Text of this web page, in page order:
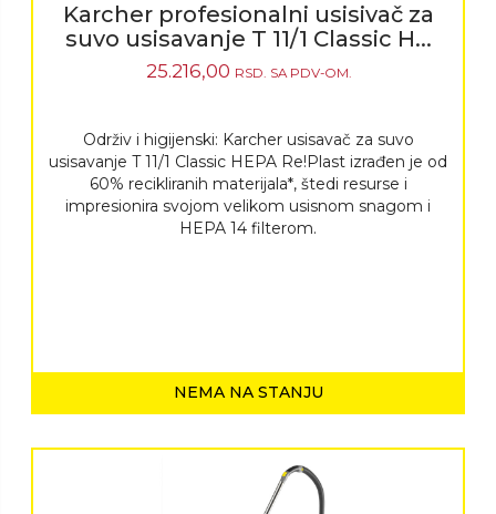
Karcher profesionalni usisivač za
suvo usisavanje T 11/1 Classic H...
25.216,00 RSD. SA PDV-OM.
Održiv i higijenski: Karcher usisavač za suvo
usisavanje T 11/1 Classic HEPA Re!Plast izrađen je od
60% recikliranih materijala*, štedi resurse i
impresionira svojom velikom usisnom snagom i
HEPA 14 filterom.
NEMA NA STANJU